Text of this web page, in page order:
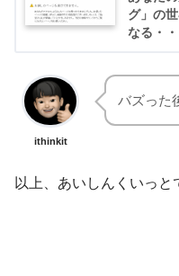
グ」の
なる・・
ithinkit
バズった
以上、あいしんくいっと